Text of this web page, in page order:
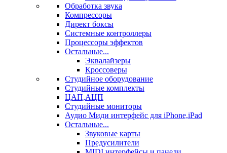
Обработка звука
Компрессоры
Директ боксы
Системные контроллеры
Процессоры эффектов
Остальные...
Эквалайзеры
Кроссоверы
Студийное оборудование
Студийные комплекты
ЦАП,АЦП
Студийные мониторы
Аудио Миди интерфейс для iPhone,iPad
Остальные...
Звуковые карты
Предусилители